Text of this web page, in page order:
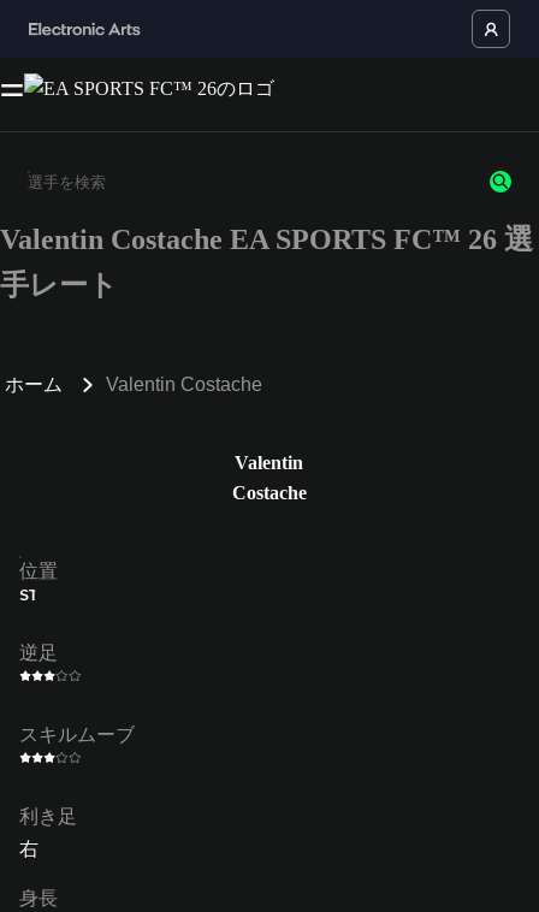
3文字以上の文字または数字を入力してください。
Valentin Costache EA SPORTS FC™ 26 選
手レート
ホーム Valentin Costache
Valentin
Costache
位置
ST
逆足
スキルムーブ
利き足
右
身長